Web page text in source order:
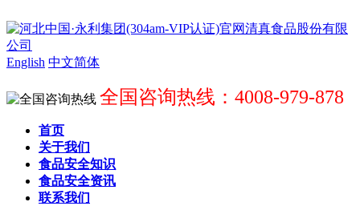
English 中文简体
全国咨询热线：4008-979-878
首页
关于我们
食品安全知识
食品安全资讯
联系我们